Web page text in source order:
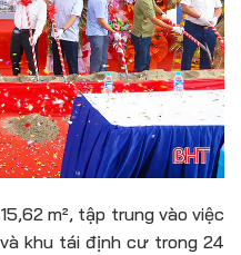
m², tập trung vào việc
khu tái định cư trong 24